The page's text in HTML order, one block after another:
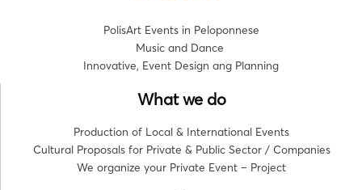
PolisArt Events in Peloponnese
Music and Dance
Innovative, Event Design ang Planning
What we do
Production of Local & International Events
Cultural Proposals for Private & Public Sector / Companies
We organize your Private Event – Project